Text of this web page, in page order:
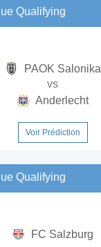
Qualifying
PAOK Salonika
vs
Anderlecht
Voir Prédiction
Qualifying
FC Salzburg